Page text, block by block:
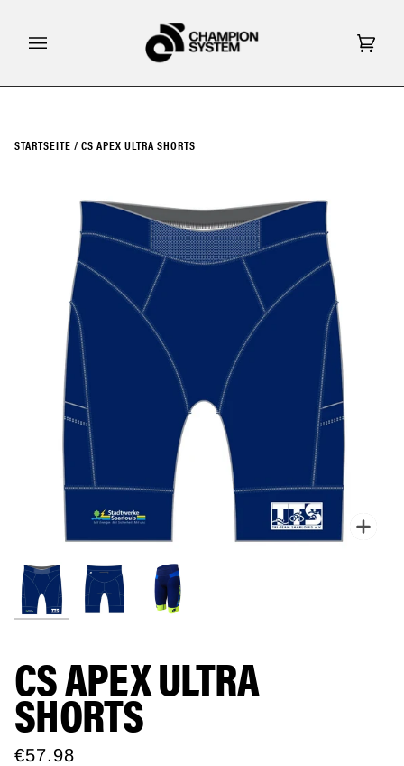
Inhalt
STARTSEITE / CS APEX ULTRA SHORTS
CS APEX ULTRA
SHORTS
€57.98